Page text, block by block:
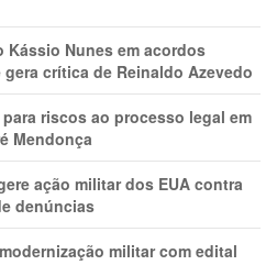
Kássio Nunes em acordos
crítica de Reinaldo Azevedo
riscos ao processo legal em
Mendonça
ação militar dos EUA contra
denúncias
militar com edital